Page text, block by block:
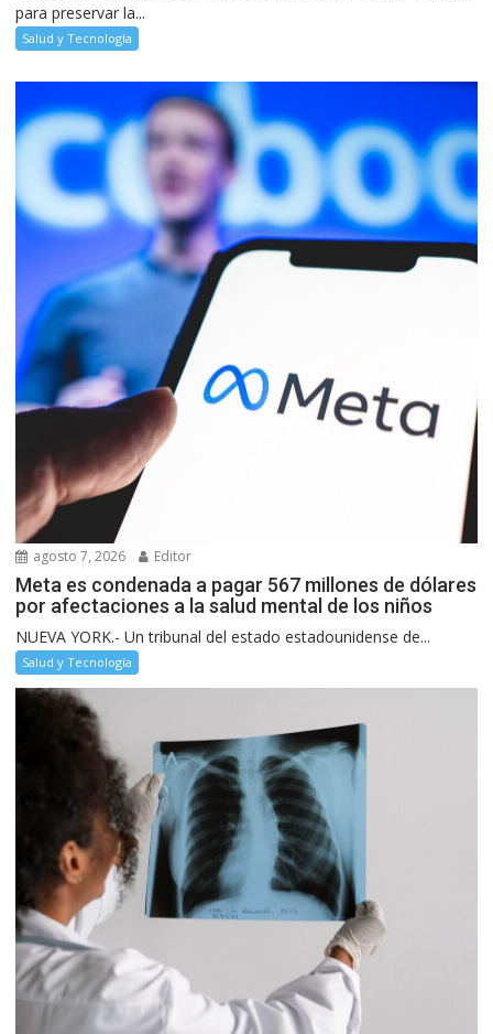
para preservar la...
Salud y Tecnología
agosto 7, 2026 Editor
Meta es condenada a pagar 567 millones de dólares
por afectaciones a la salud mental de los niños
NUEVA YORK.- Un tribunal del estado estadounidense de...
Salud y Tecnología